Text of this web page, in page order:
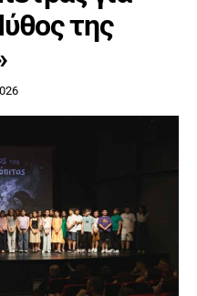
της